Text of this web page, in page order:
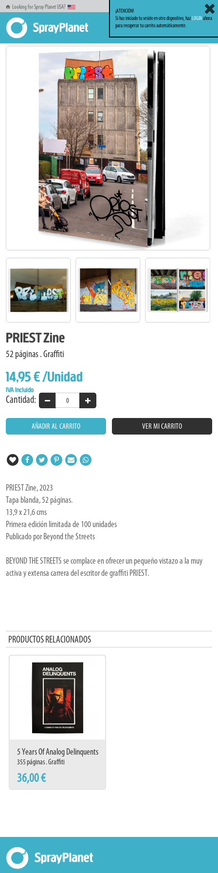
Looking for Spray Planet USA?
Inicio Revistas_Fanzines PRIEST Zine
PRIEST Zine
52 páginas . Graffiti
14,95 €/Unidad
IVA Incluido
Cantidad:
AÑADIR AL CARRITO VER MI CARRITO
PRIEST Zine, 2023
Tapa blanda, 52 páginas.
13,9 x 21,6 cms
Primera edición limitada de 100 unidades
Publicado por Beyond the Streets
BEYOND THE STREETS se complace en ofrecer un pequeño vistazo a la muy
activa y extensa carrera del escritor de graffiti PRIEST.
PRODUCTOS RELACIONADOS
5 Years Of Analog Delinquents
355 páginas . Graffiti
36,00 €
¡ATENCIÓN!
Si has iniciado tu sesión en otro dispositivo, hazLOGINahora
para recuperar tu carrito automáticamente.